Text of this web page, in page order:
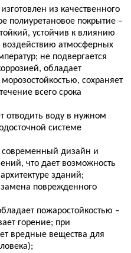
из качественного
полиуретановое покрытие –
устойчив к влиянию
воздействию атмосферных
не подвергается
обладает
сохраняет
всего срока
отводить воду в нужном
системе
современный дизайн и
что дает возможность
зданий;
поврежденного
пожаростойкостью –
горение; при
вредные вещества для